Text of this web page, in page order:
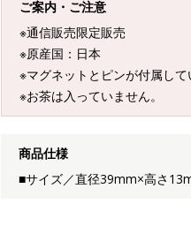
ご案内・ご注意
※通信販売限定販売
※原産国：日本
※マグネットとピンが付属して
※お茶は入っていません。
商品仕様
■サイズ／直径39mm×高さ